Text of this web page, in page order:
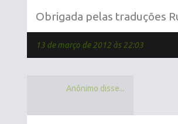
Obrigada pelas traduções
13 de março de 2012 às 22:03
Anônimo disse...